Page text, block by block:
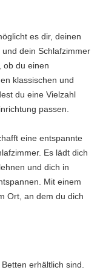
es dir, deinen
dein Schlafzimmer
ob du einen
klassischen und
du eine Vielzahl
passen.
eine entspannte
Es lädt dich
und dich in
Mit einem
Ort, an dem du dich
erhältlich sind.